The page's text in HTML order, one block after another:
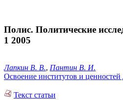
Полис. Политические
1 2005
Лапкин В. В., Пантин В. И.
Освоение институтов и
Текст статьи